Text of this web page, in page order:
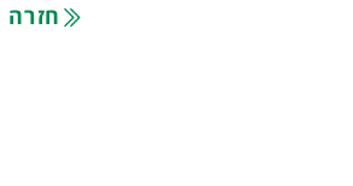
חזרה